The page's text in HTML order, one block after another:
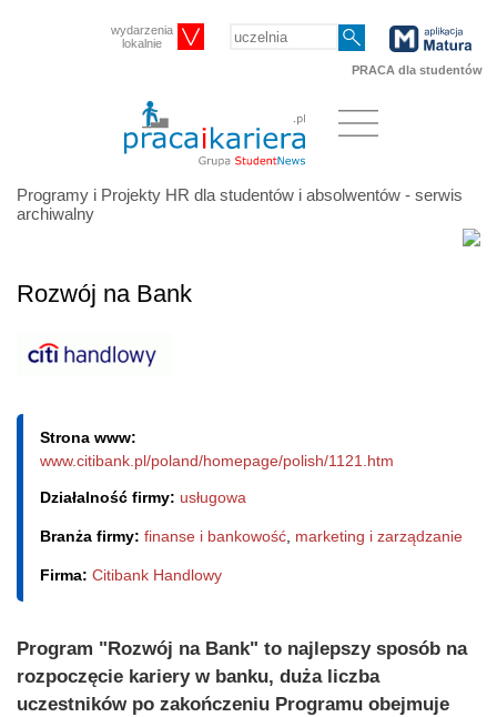
wydarzenia
lokalnie
PRACA dla studentów
Programy i Projekty HR dla studentów i absolwentów - serwis
archiwalny
Rozwój na Bank
Strona www:
www.citibank.pl/poland/homepage/polish/1121.htm
Działalność firmy: usługowa
Branża firmy: finanse i bankowość, marketing i zarządzanie
Firma: Citibank Handlowy
Program "Rozwój na Bank" to najlepszy sposób na
rozpoczęcie kariery w banku, duża liczba
uczestników po zakończeniu Programu obejmuje